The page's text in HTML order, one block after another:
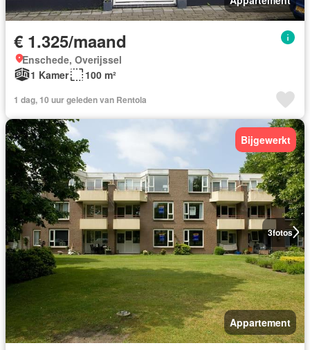
€ 1.325/maand
Enschede, Overijssel
1 Kamer
100 m²
1 dag, 10 uur geleden van Rentola
3fotos
Bijgewerkt
Appartement